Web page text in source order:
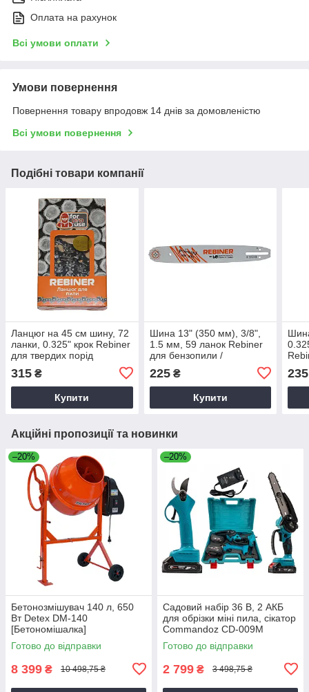
Оплата на рахунок
Всі умови оплати
Умови повернення
Повернення товару впродовж 14 днів за домовленістю
Всі умови повернення
Подібні товари компанії
Ланцюг на 45 см шину, 72
ланки, 0.325" крок Rebiner
для твердих порід
315 ₴
Купити
Шина 13" (350 мм), 3/8",
1.5 мм, 59 ланок Rebiner
для бензопили /
225₴
Купити
235
Акційні пропозиції та новинки
–20%
Бетонозмішувач 140 л, 650
Вт Detex DM-140
[Бетономішалка]
Готово до відправки
8 399 ₴ 10 498,75 ₴
–20%
Садовий набір 36 В, 2 АКБ
для обрізки міні пила, сікатор
Commandoz CD-009M
Готово до відправки
2 799 ₴ 3 498,75 ₴